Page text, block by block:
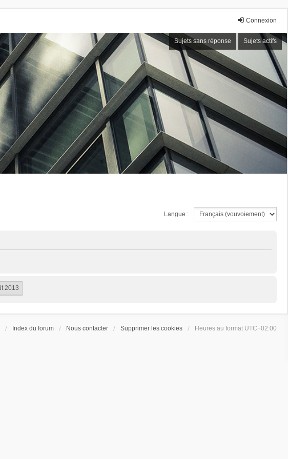
Connexion
Sujets sans réponse Sujets actifs
Langue :
Index du forum Nous contacter Supprimer les cookies Heures au format UTC+02:00